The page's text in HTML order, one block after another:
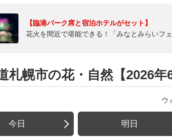
【臨港パーク席と宿泊ホテルがセット】
花火を間近で堪能できる！「みなとみらいフ
札幌市の花・自然【2026年
ウ
今日 明日